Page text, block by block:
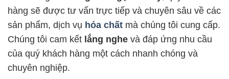
hàng sẽ được tư vấn trực tiếp và chuyên sâu về các
sản phẩm, dịch vụ hóa chất mà chúng tôi cung cấp.
Chúng tôi cam kết lắng nghe và đáp ứng nhu cầu
của quý khách hàng một cách nhanh chóng và
chuyên nghiệp.